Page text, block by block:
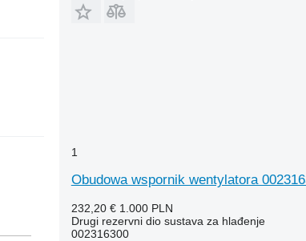
1
Obudowa wspornik wentylatora
232,20 € 1.000 PLN
Drugi rezervni dio sustava za hlađenje
002316300